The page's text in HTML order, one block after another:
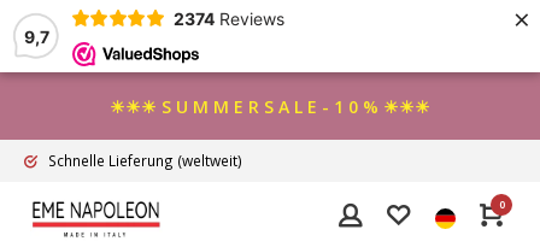
9,7
2374 Reviews ×
☀☀☀ S U M M E R S A L E - 1 0 % ☀☀☀
Schnelle Lieferung (weltweit)
0